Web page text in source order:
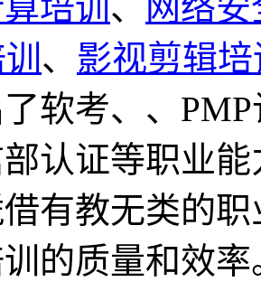
培训 、
网络
、 影视剪辑培
软考、、
认证等职业
有教无类的
的质量和效率